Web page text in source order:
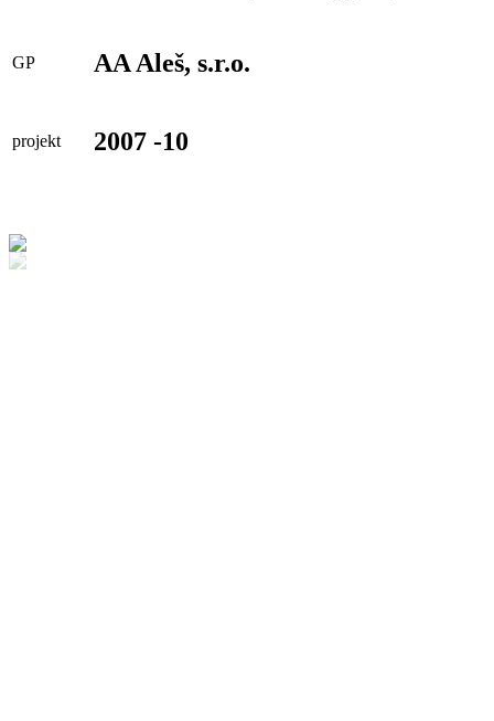
GP AA Aleš, s.r.o.
projekt 2007 -10